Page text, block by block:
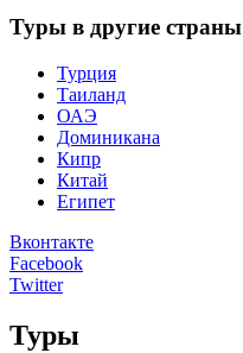
Туры в другие страны
Турция
Таиланд
ОАЭ
Доминикана
Кипр
Китай
Египет
Вконтакте
Facebook
Twitter
Туры